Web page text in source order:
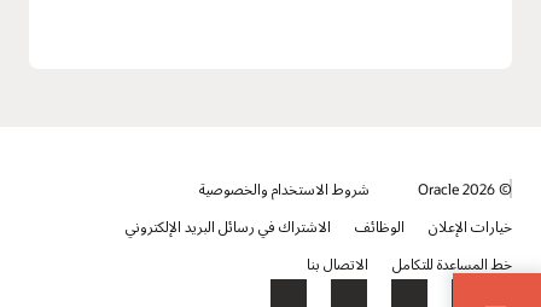
© 2026 Oracle
شروط الاستخدام والخصوصية
خيارات الإعلان
الوظائف
الاشتراك في رسائل البريد الإلكتروني
خط المساعدة للتكامل
الاتصال بنا